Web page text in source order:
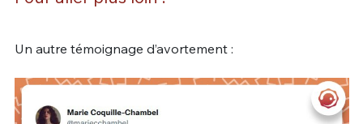
Un autre témoignage d’avortement :